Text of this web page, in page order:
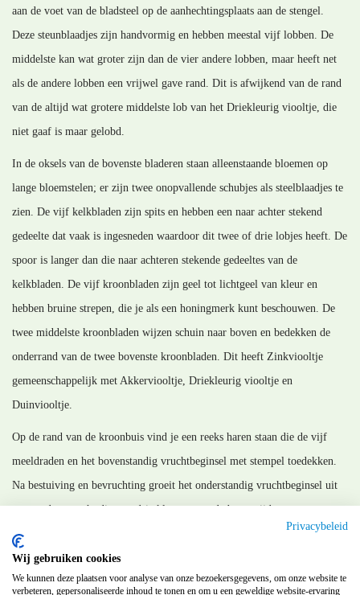
aan de voet van de bladsteel op de aanhechtingsplaats aan de stengel.
Deze steunblaadjes zijn handvormig en hebben meestal vijf lobben. De
middelste kan wat groter zijn dan de vier andere lobben, maar heeft net
als de andere lobben een vrijwel gave rand. Dit is afwijkend van de rand
van de altijd wat grotere middelste lob van het Driekleurig viooltje, die
niet gaaf is maar gelobd.
In de oksels van de bovenste bladeren staan alleenstaande bloemen op
lange bloemstelen; er zijn twee onopvallende schubjes als steelblaadjes te
zien. De vijf kelkbladen zijn spits en hebben een naar achter stekend
gedeelte dat vaak is ingesneden waardoor dit twee of drie lobjes heeft. De
spoor is langer dan die naar achteren stekende gedeeltes van de
kelkbladen. De vijf kroonbladen zijn geel tot lichtgeel van kleur en
hebben bruine strepen, die je als een honingmerk kunt beschouwen. De
twee middelste kroonbladen wijzen schuin naar boven en bedekken de
onderrand van de twee bovenste kroonbladen. Dit heeft Zinkviooltje
gemeenschappelijk met Akkerviooltje, Driekleurig viooltje en
Duinviooltje.
Op de rand van de kroonbuis vind je een reeks haren staan die de vijf
meeldraden en het bovenstandig vruchtbeginsel met stempel toedekken.
Na bestuiving en bevruchting groeit het onderstandig vruchtbeginsel uit
tot een doosvrucht die met drie kleppen aan de bovenzijde opent
waardoor de ronde bruine zaden hun weg naar buiten kunnen vinden.
MM_230821
Privacybeleid
Wij gebruiken cookies
We kunnen deze plaatsen voor analyse van onze bezoekersgegevens, om onze website te
verbeteren, gepersonaliseerde inhoud te tonen en om u een geweldige website-ervaring